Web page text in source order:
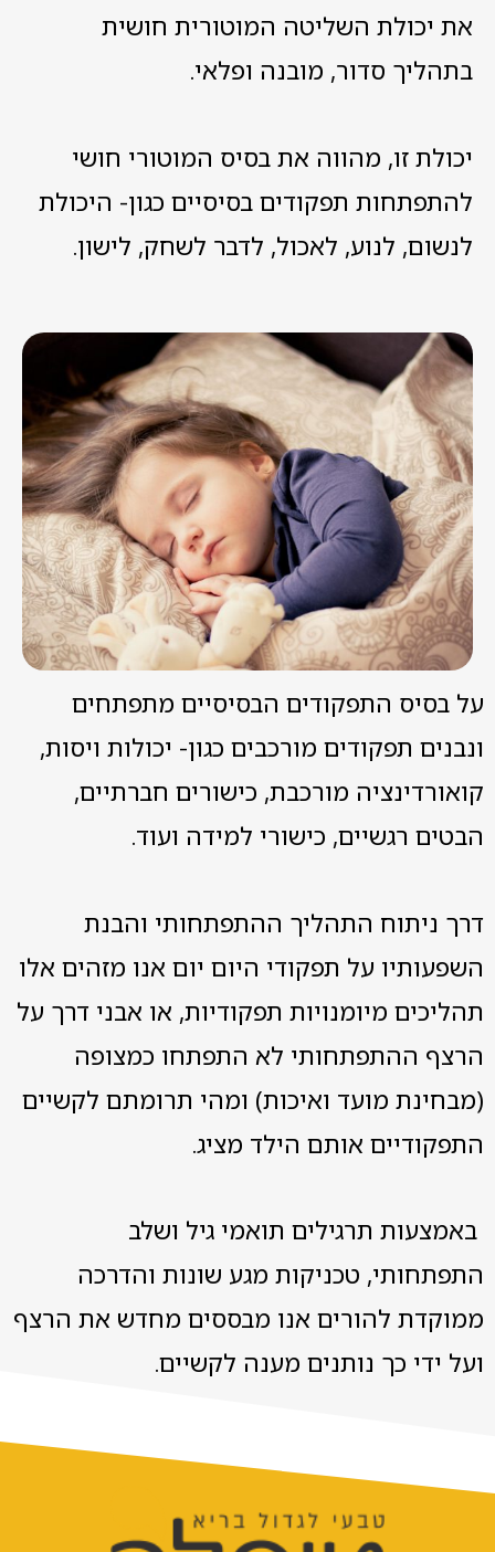
את יכולת השליטה המוטורית חושית
בתהליך סדור, מובנה ופלאי.
יכולת זו, מהווה את בסיס המוטורי חושי
להתפתחות תפקודים בסיסיים כגון- היכולת
לנשום, לנוע, לאכול, לדבר לשחק, לישון.
על בסיס התפקודים הבסיסיים מתפתחים
ונבנים תפקודים מורכבים כגון- יכולות ויסות,
קואורדינציה מורכבת, כישורים חברתיים,
הבטים רגשיים, כישורי למידה ועוד.
דרך ניתוח התהליך ההתפתחותי והבנת
השפעותיו על תפקודי היום יום אנו מזהים אלו
תהליכים מיומנויות תפקודיות, או אבני דרך על
הרצף ההתפתחותי לא התפתחו כמצופה
(מבחינת מועד ואיכות) ומהי תרומתם לקשיים
התפקודיים אותם הילד מציג.
באמצעות תרגילים תואמי גיל ושלב
התפתחותי, טכניקות מגע שונות והדרכה
ממוקדת להורים אנו מבססים מחדש את הרצף
ועל ידי כך נותנים מענה לקשיים.